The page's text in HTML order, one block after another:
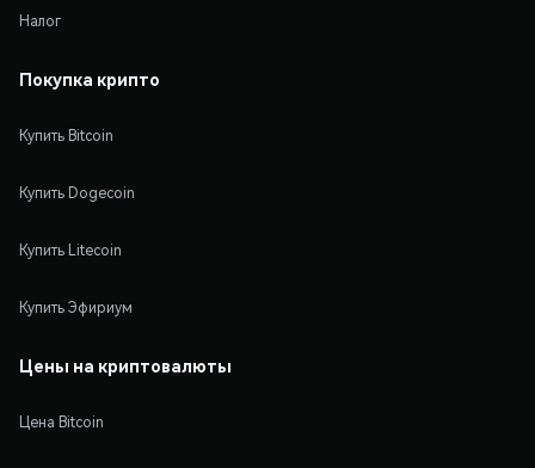
Налог
Покупка крипто
Купить Bitcoin
Купить Dogecoin
Купить Litecoin
Купить Эфириум
Цены на криптовалюты
Цена Bitcoin